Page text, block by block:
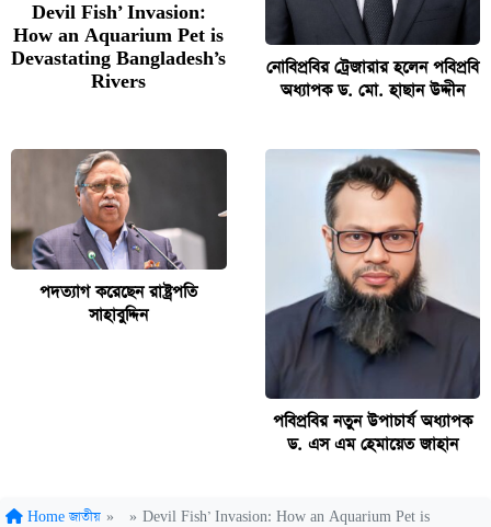
Devil Fish’ Invasion:
How an Aquarium Pet is
Devastating Bangladesh’s
Rivers
নোবিপ্রবির ট্রেজারার হলেন পবিপ্রবি
অধ্যাপক ড. মো. হাছান উদ্দীন
পদত্যাগ করেছেন রাষ্ট্রপতি
সাহাবুদ্দিন
পবিপ্রবির নতুন উপাচার্য অধ্যাপক
ড. এস এম হেমায়েত জাহান
Home জাতীয় » » Devil Fish’ Invasion: How an Aquarium Pet is